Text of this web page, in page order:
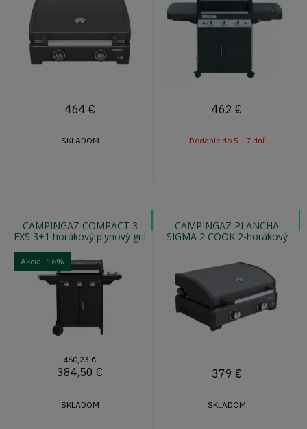
464 €
SKLADOM
462 €
Dodanie do 5 - 7 dní
CAMPINGAZ COMPACT 3
EXS 3+1 horákový plynový gril
s bočným varičom
Akcia -16%
460,23 €
384,50 €
SKLADOM
CAMPINGAZ PLANCHA
SIGMA 2 COOK 2-horákový
379 €
SKLADOM